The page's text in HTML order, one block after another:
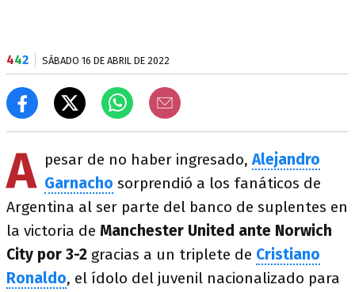
442 SÁBADO 16 DE ABRIL DE 2022
A pesar de no haber ingresado,Alejandro
Garnacho sorprendió a los fanáticos de
Argentina al ser parte del banco de suplentes en
la victoria de Manchester United ante Norwich
City por 3-2 gracias a un triplete de Cristiano
Ronaldo, el ídolo del juvenil nacionalizado para